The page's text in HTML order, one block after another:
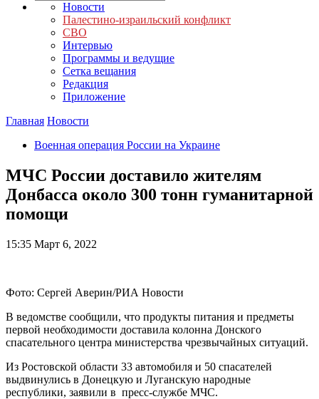
Новости
Палестино-израильский конфликт
СВО
Интервью
Программы и ведущие
Сетка вещания
Редакция
Приложение
Главная Новости
Военная операция России на Украине
МЧС России доставило жителям
Донбасса около 300 тонн гуманитарной
помощи
15:35 Март 6, 2022
Фото: Сергей Аверин/РИА Новости
В ведомстве сообщили, что продукты питания и предметы
первой необходимости доставила колонна Донского
спасательного центра министерства чрезвычайных ситуаций.
Из Ростовской области 33 автомобиля и 50 спасателей
выдвинулись в Донецкую и Луганскую народные
республики, заявили в пресс-службе МЧС.